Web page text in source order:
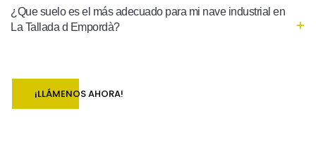
¿Que suelo es el más adecuado para mi nave industrial en
La Tallada d Empordà?
¡LLÁMENOS AHORA!